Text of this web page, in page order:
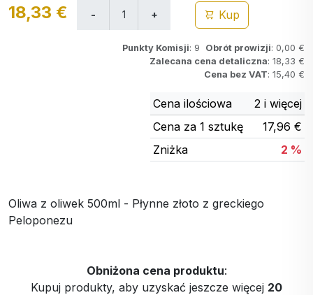
18,33 € Kup
Punkty Komisji: 9 Obrót prowizji: 0,00 €
Zalecana cena detaliczna: 18,33 €
Cena bez VAT: 15,40 €
Cena ilościowa
2 i więcej
Cena za 1 sztukę
17,96 €
Zniżka
2 %
Oliwa z oliwek 500ml - Płynne złoto z greckiego
Peloponezu
Obniżona cena produktu:
Kupuj produkty, aby uzyskać jeszcze więcej 20